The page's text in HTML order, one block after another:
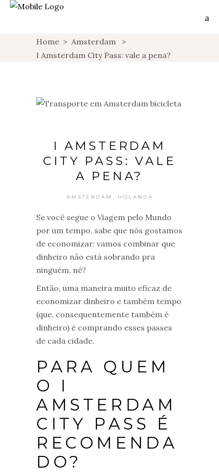
Home > Amsterdam
>
I Amsterdam City Pass: vale a pena?
I AMSTERDAM
CITY PASS: VALE
A PENA?
AMSTERDAM HOLANDA
Se você segue o Viagem pelo Mundo
por um tempo, sabe que nós gostamos
de economizar: vamos combinar que
dinheiro não está sobrando pra
ninguém, né?
Então, uma maneira muito eficaz de
economizar dinheiro e também tempo
(que, consequentemente também é
dinheiro) é comprando esses passes
de cada cidade.
PARA QUEM
O I
AMSTERDAM
CITY PASS É
RECOMENDA
DO?